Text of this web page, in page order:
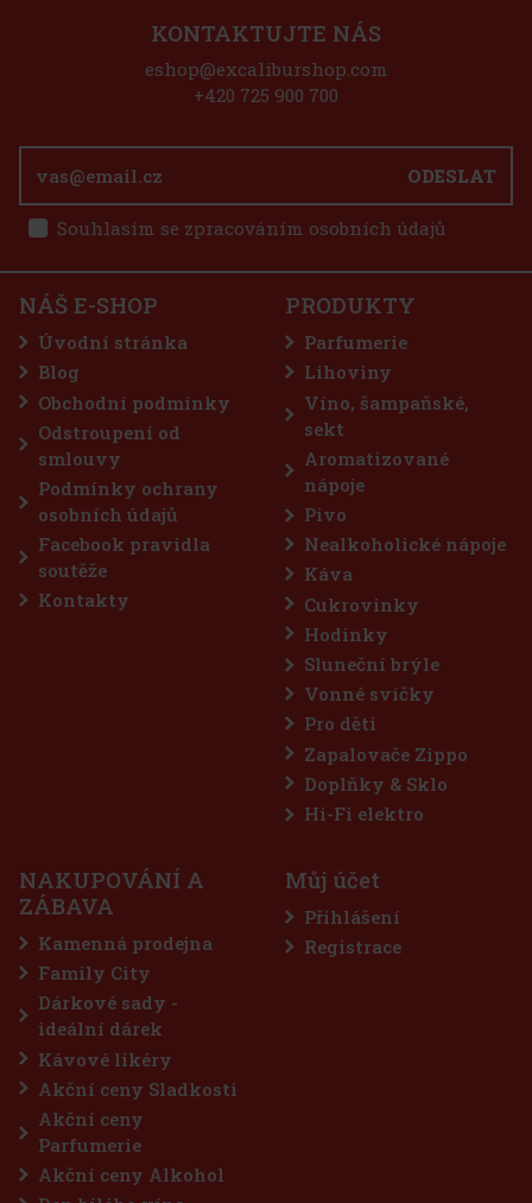
ODESLAT
Souhlasím se zpracováním osobních údajů
KONTAKTUJTE NÁS
eshop@excaliburshop.com
+420 725 900 700
NÁŠ E-SHOP
Úvodní stránka
Blog
Obchodní podmínky
Odstroupení od
smlouvy
Podmínky ochrany
osobních údajů
Facebook pravidla
soutěže
Kontakty
PRODUKTY
Parfumerie
Lihoviny
Víno, šampaňské,
sekt
Aromatizované
nápoje
Pivo
Nealkoholické nápoje
Káva
Cukrovinky
Hodinky
Sluneční brýle
Vonné svíčky
Pro děti
Zapalovače Zippo
Doplňky & Sklo
Hi-Fi elektro
NAKUPOVÁNÍ A
ZÁBAVA
Kamenná prodejna
Family City
Dárkové sady -
ideální dárek
Kávové likéry
Akční ceny Sladkosti
Akční ceny
Parfumerie
Akční ceny Alkohol
Můj účet
Přihlášení
Registrace